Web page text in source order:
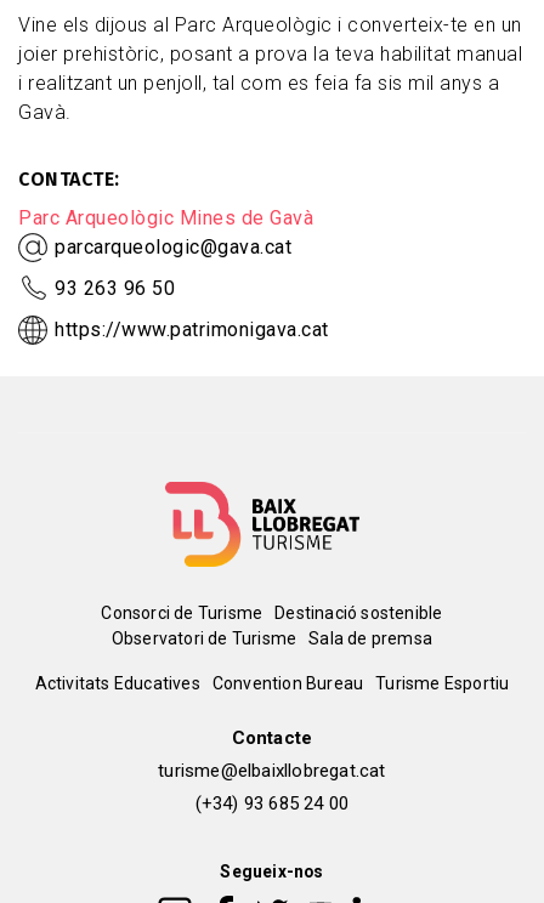
Vine els dijous al Parc Arqueològic i converteix-te en un
joier prehistòric, posant a prova la teva habilitat manual
i realitzant un penjoll, tal com es feia fa sis mil anys a
Gavà.
CONTACTE
Parc Arqueològic Mines de Gavà
parcarqueologic@gava.cat
93 263 96 50
https://www.patrimonigava.cat
Menú
del
Consorci de Turisme
Destinació sostenible
Observatori de Turisme
Sala de premsa
Peu
Activitats Educatives Convention Bureau Turisme Esportiu
Contacte
turisme@elbaixllobregat.cat
(+34) 93 685 24 00
Segueix-nos